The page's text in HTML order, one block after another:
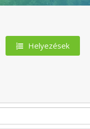
Helyezések